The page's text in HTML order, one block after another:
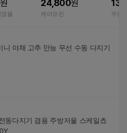
지기 이유
원
영몰
서 250ml
24,800원
케어프린
늘
쿠팡
니 야채 고추 만능 무선 수동 다지기
동다지기 겸용 주방저울 스케일쵸